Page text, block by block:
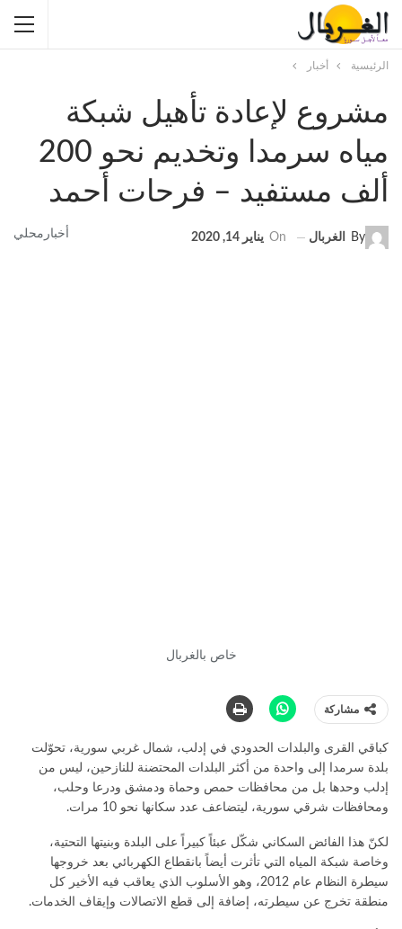
الرئيسية أخبار
مشروع لإعادة تأهيل شبكة
مياه سرمدا وتخديم نحو 200
ألف مستفيد – فرحات أحمد
أخبار محلي By الغربال On يناير 14, 2020
خاص بالغربال
مشاركة
كباقي القرى والبلدات الحدودي في إدلب، شمال غربي سورية، تحوّلت
بلدة سرمدا إلى واحدة من أكثر البلدات المحتضنة للنازحين، ليس من
إدلب وحدها بل من محافظات حمص وحماة ودمشق ودرعا وحلب،
ومحافظات شرقي سورية، ليتضاعف عدد سكانها نحو 10 مرات.
لكنّ هذا الفائض السكاني شكّل عبئاً كبيراً على البلدة وبنيتها التحتية،
وخاصة شبكة المياه التي تأثرت أيضاً بانقطاع الكهربائي بعد خروجها
سيطرة النظام عام 2012، وهو الأسلوب الذي يعاقب فيه الأخير كل
منطقة تخرج عن سيطرته، إضافة إلى قطع الاتصالات وإيقاف الخدمات.